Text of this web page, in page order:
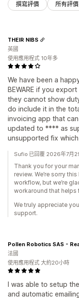
撰寫評價 所有評價
We have been a
BEWARE if you
they cannot show
do include it in the
invoicing app that
updated to **** as
unsupported fix
THEIR NIBS
英國
使用應用程式 10年多
Sufio 已回覆 2026年7月
Thank you for your
review. We’re sorry
workflow, but we’re
workaround that helps
We truly appreciate
support.
I was able to setup
and automatic
Pollen Robotics SAS -
法國
使用應用程式 大約20小時